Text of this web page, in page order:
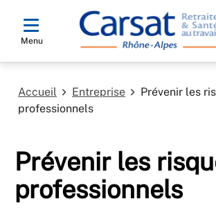
Menu
Accueil Entreprise
Prévenir les
professionnels
Prévenir les
professionnels